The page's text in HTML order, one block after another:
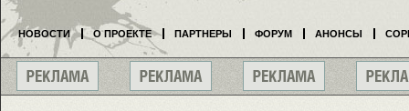
НОВОСТИ О ПРОЕКТЕ ПАРТНЕРЫ ФОРУМ АНОНСЫ